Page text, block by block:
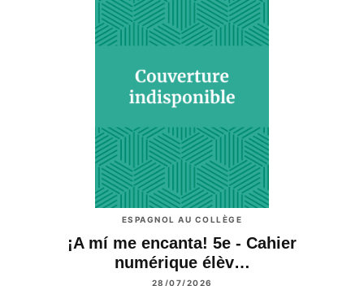
ESPAGNOL AU COLLÈGE
¡A mí me encanta! 5e - Cahier
numérique élèv…
28/07/2026